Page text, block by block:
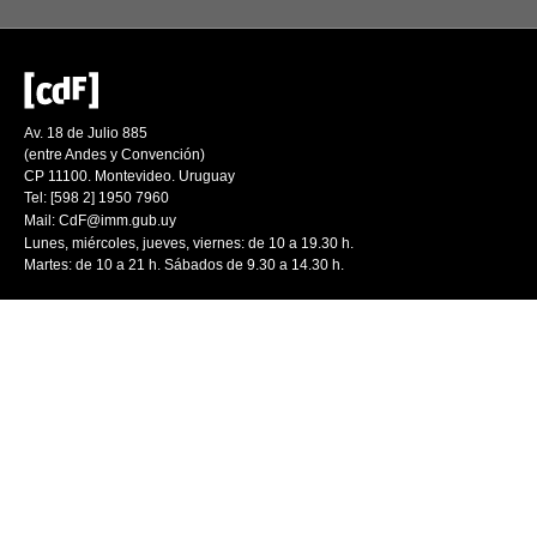
Av. 18 de Julio 885
(entre Andes y Convención)
CP 11100. Montevideo. Uruguay
Tel: [598 2] 1950 7960
Mail: CdF@imm.gub.uy
Lunes, miércoles, jueves, viernes: de 10 a 19.30 h.
Martes: de 10 a 21 h. Sábados de 9.30 a 14.30 h.